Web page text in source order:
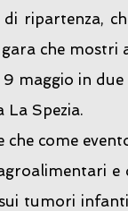
di ripartenza,
che
maggio in
La Spezia.
che come
tumori